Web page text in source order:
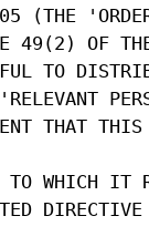
(THE
49(2) OF
TO
THAT THIS
WHICH IT